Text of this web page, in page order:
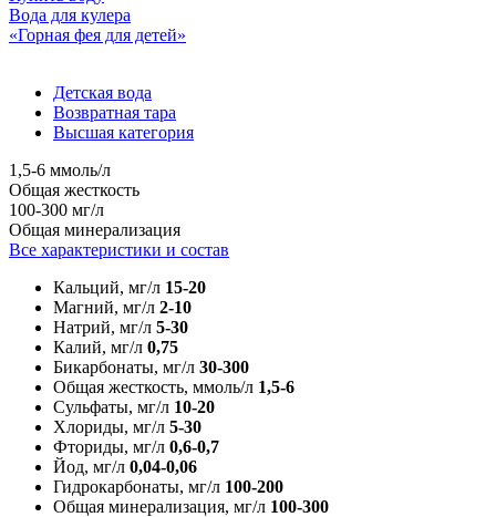
Вода для кулера
«Горная фея для детей»
Детская вода
Возвратная тара
Высшая категория
1,5-6 ммоль/л
Общая жесткость
100-300 мг/л
Общая минерализация
Все характеристики и состав
Кальций, мг/л 15-20
Магний, мг/л 2-10
Натрий, мг/л 5-30
Калий, мг/л 0,75
Бикарбонаты, мг/л 30-300
Общая жесткость, ммоль/л 1,5-6
Сульфаты, мг/л 10-20
Хлориды, мг/л 5-30
Фториды, мг/л 0,6-0,7
Йод, мг/л 0,04-0,06
Гидрокарбонаты, мг/л 100-200
Общая минерализация, мг/л 100-300